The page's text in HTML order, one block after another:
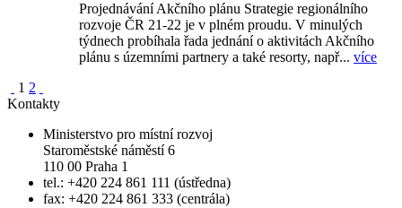
Projednávání Akčního plánu Strategie regionálního
rozvoje ČR 21-22 je v plném proudu. V minulých
týdnech probíhala řada jednání o aktivitách Akčního
plánu s územními partnery a také resorty, např... více
1 2
Kontakty
Ministerstvo pro místní rozvoj
Staroměstské náměstí 6
110 00 Praha 1
tel.: +420 224 861 111 (ústředna)
fax: +420 224 861 333 (centrála)